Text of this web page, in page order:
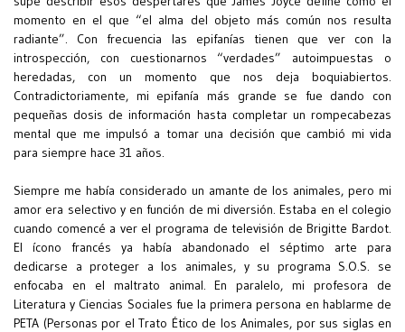
momento en el que “el alma del objeto más común nos resulta
radiante”. Con frecuencia las epifanías tienen que ver con la
introspección, con cuestionarnos “verdades” autoimpuestas o
heredadas, con un momento que nos deja boquiabiertos.
Contradictoriamente, mi epifanía más grande se fue dando con
pequeñas dosis de información hasta completar un rompecabezas
mental que me impulsó a tomar una decisión que cambió mi vida
para siempre hace 31 años.
Siempre me había considerado un amante de los animales, pero mi
amor era selectivo y en función de mi diversión. Estaba en el colegio
cuando comencé a ver el programa de televisión de Brigitte Bardot.
El ícono francés ya había abandonado el séptimo arte para
dedicarse a proteger a los animales, y su programa S.O.S. se
enfocaba en el maltrato animal. En paralelo, mi profesora de
Literatura y Ciencias Sociales fue la primera persona en hablarme de
PETA (Personas por el Trato Ético de los Animales, por sus siglas en